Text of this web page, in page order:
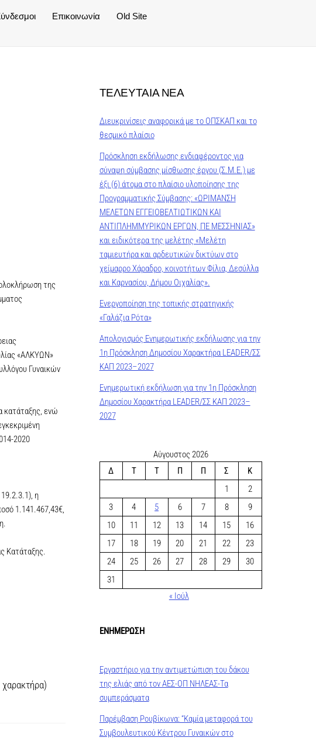
Επικοινωνία Old Site
της
«ΑΛΚΥΩΝ»
Γυναικών
κατάταξης, ενώ
2020
19.2.3.1), η
1.141.467,43€,
Κατάταξης.
ΤΕΛΕΥΤΑΙΑ ΝΕΑ
Διευκρινίσεις αναφορικά με το ΟΠΣΚΑΠ και το
θεσμικό πλαίσιο
Πρόσκληση εκδήλωσης ενδιαφέροντος για
σύναψη σύμβασης μίσθωσης έργου (Σ.Μ.Ε.) με
έξι (6) άτομα στο πλαίσιο υλοποίησης της
Προγραμματικής Σύμβασης: «ΩΡΙΜΑΝΣΗ
ΜΕΛΕΤΩΝ ΕΓΓΕΙΟΒΕΛΤΙΩΤΙΚΩΝ ΚΑΙ
ΑΝΤΙΠΛΗΜΜΥΡΙΚΩΝ ΕΡΓΩΝ, ΠΕ ΜΕΣΣΗΝΙΑΣ»
και ειδικότερα της μελέτης «Μελέτη
ταμιευτήρα και αρδευτικών δικτύων στο
χείμαρρο Χάραδρο, κοινοτήτων Φίλια, Δεσύλλα
και Καρνασίου, Δήμου Οιχαλίας».
Ενεργοποίηση της τοπικής στρατηγικής
«Γαλάζια Ρότα»
Απολογισμός Ενημερωτικής εκδήλωσης για την
1η Πρόσκληση Δημοσίου Χαρακτήρα LEADER/ΣΣ
ΚΑΠ 2023–2027
Ενημερωτική εκδήλωση για την 1η Πρόσκληση
Δημοσίου Χαρακτήρα LEADER/ΣΣ ΚΑΠ 2023–
2027
Αύγουστος 2026
Δ
Τ Τ Π Π Σ
Κ
1
2
3
4 5 6 7 8
9
10
11 12 13 14 15
16
17
18 19 20 21 22
23
24
25 26 27 28 29
30
31
« Ιούλ
ΕΝΗΜΕΡΩΣΗ
Εργαστήριο για την αντιμετώπιση του δάκου
της ελιάς από τον ΑΕΣ-ΟΠ ΝΗΛΕΑΣ-Τα
συμπεράσματα
Παρέμβαση Ρουβίκωνα: “Καμία μεταφορά του
Συμβουλευτικού Κέντρου Γυναικών στο